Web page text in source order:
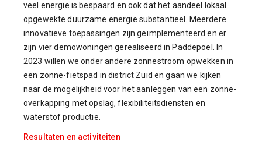
veel energie is bespaard en ook dat het aandeel lokaal
opgewekte duurzame energie substantieel. Meerdere
innovatieve toepassingen zijn geïmplementeerd en er
zijn vier demowoningen gerealiseerd in Paddepoel. In
2023 willen we onder andere zonnestroom opwekken in
een zonne-fietspad in district Zuid en gaan we kijken
naar de mogelijkheid voor het aanleggen van een zonne-
overkapping met opslag, flexibiliteitsdiensten en
waterstof productie.
Resultaten en activiteiten